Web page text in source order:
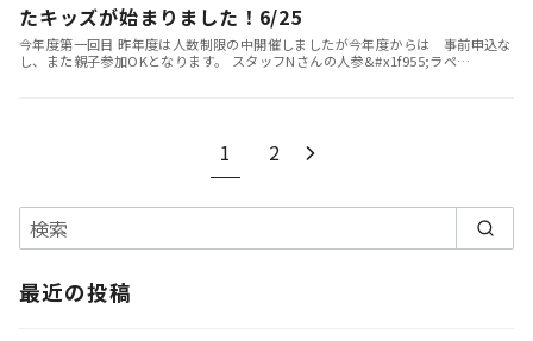
たキッズが始まりました！6/25
今年度第一回目 昨年度は人数制限の中開催しましたが今年度からは 事前申込な
し、また親子参加OKとなります。 スタッフNさんの人参&#x1f955;ラペ…
1 2
最近の投稿